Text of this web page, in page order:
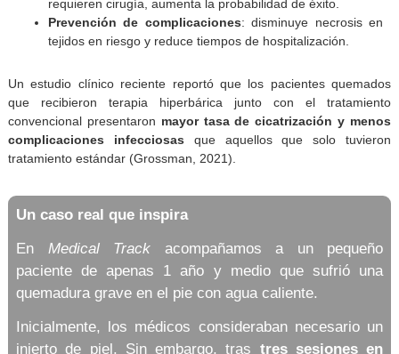
Cicatrización acelerada: ayuda a regenerar
disminuir el riesgo de infecciones.
Reducción del dolor y la inflamación: haciendo
Mejor integración de injertos: en pacientes
requieren cirugía, aumenta la probabilidad de éxito.
Prevención de complicaciones : disminuye
Un estudio clínico reciente reportó que los pacientes
que recibieron terapia hiperbárica junto con el
mayor tasa de cicatrización y
complicaciones infecciosas
que aquellos que solo
tratamiento estándar (Grossman, 2021).